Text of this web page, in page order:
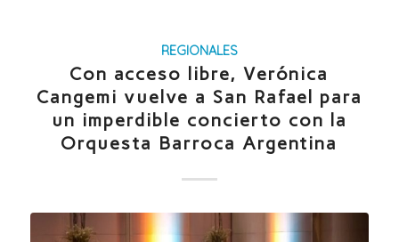
REGIONALES
Con acceso libre, Verónica
Cangemi vuelve a San Rafael para
un imperdible concierto con la
Orquesta Barroca Argentina